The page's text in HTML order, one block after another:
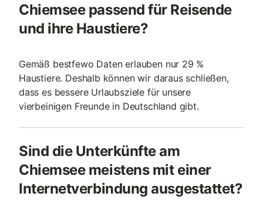
Chiemsee passend für Reisende
und ihre Haustiere?
Gemäß bestfewo Daten erlauben nur 29 %
Haustiere. Deshalb können wir daraus schließen,
dass es bessere Urlaubsziele für unsere
vierbeinigen Freunde in Deutschland gibt.
Sind die Unterkünfte am
Chiemsee meistens mit einer
Internetverbindung ausgestattet?